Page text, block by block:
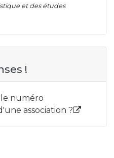
et des études
!
numéro
association ?